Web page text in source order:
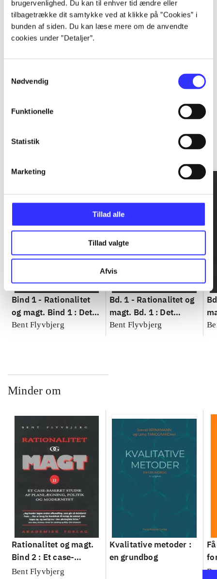
brugervenlighed. Du kan til enhver tid ændre eller
tilbagetrække dit samtykke ved at klikke på ”Cookies” i
bunden af siden. Du kan læse mere om de anvendte
cookies under ”Detaljer”.
Nødvendig
Funktionelle
Statistik
Marketing
Tillad alle
Tillad valgte
Afvis
...
Bind 1 - Rationalitet
og magt. Bind 1 : Det
konkretes videnskab
Bent Flyvbjerg
Bd. 1 - Rationalitet og
magt. Bd. 1 : Det
konkretes videnskab
Bent Flyvbjerg
Minder om
Rationalitet og magt.
Bind 2 : Et case-
baseret studie af
Bent Flyvbjerg
Kvalitative metoder :
en grundbog